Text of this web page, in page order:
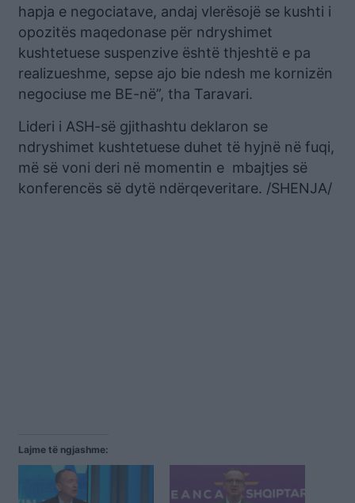
hapja e negociatave, andaj vlerësojë se kushti i
opozitës maqedonase për ndryshimet
kushtetuese suspenzive është thjeshtë e pa
realizueshme, sepse ajo bie ndesh me kornizën
negociuse me BE-në”, tha Taravari.
Lideri i ASH-së gjithashtu deklaron se
ndryshimet kushtetuese duhet të hyjnë në fuqi,
më së voni deri në momentin e mbajtjes së
konferencës së dytë ndërqeveritare. /SHENJA/
Lajme të ngjashme: